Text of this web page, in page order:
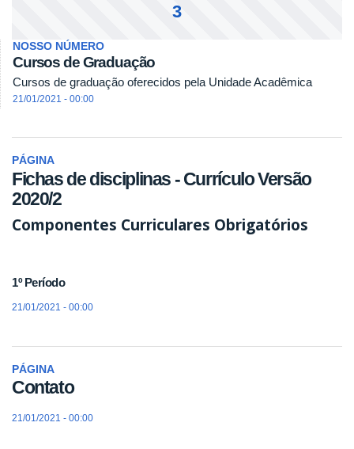
3
NOSSO NÚMERO
Cursos de Graduação
Cursos de graduação oferecidos pela Unidade Acadêmica
21/01/2021 - 00:00
PÁGINA
Fichas de disciplinas - Currículo Versão
2020/2
Componentes Curriculares Obrigatórios
1º Período
21/01/2021 - 00:00
PÁGINA
Contato
21/01/2021 - 00:00